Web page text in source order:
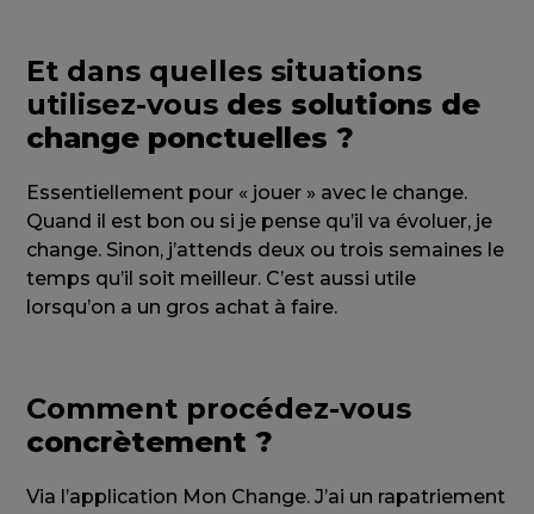
Et dans quelles situations
utilisez-vous des solutions de
change ponctuelles ?
Essentiellement pour « jouer » avec le change.
Quand il est bon ou si je pense qu’il va évoluer, je
change. Sinon, j’attends deux ou trois semaines le
temps qu’il soit meilleur. C’est aussi utile
lorsqu’on a un gros achat à faire.
Comment procédez-vous
concrètement ?
Via l’application Mon Change. J’ai un rapatriement